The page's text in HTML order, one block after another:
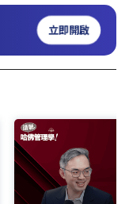
立即開啟